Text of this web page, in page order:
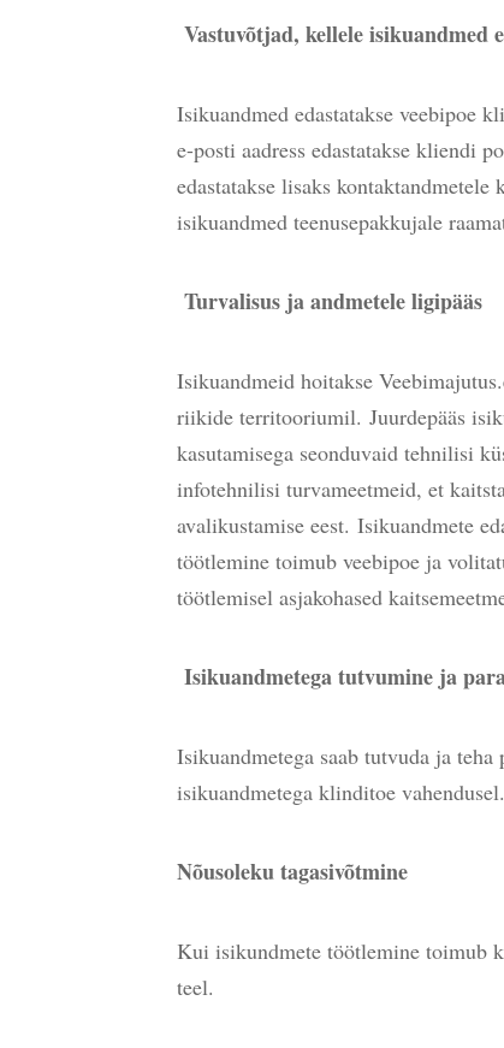
Vastuvõtjad, kellele isikuandmed
Isikuandmed edastatakse veebipoe
e-posti aadress edastatakse kliendi
edastatakse lisaks
isikuandmed teenusepakkujale
Turvalisus ja andmetele ligipääs
Isikuandmeid hoitakse
riikide territooriumil.Juurdepääs
kasutamisega seonduvaid tehnilisi
infotehnilisi turvameetmeid, et
avalikustamise eest.Isikuandmete
töötlemine toimub veebipoe ja
töötlemisel asjakohased
Isikuandmetega tutvumine ja
Isikuandmetega saab tutvuda ja
isikuandmetega klinditoe vahendusel.
Nõusoleku tagasivõtmine
Kui isikundmete töötlemine toimub
teel.